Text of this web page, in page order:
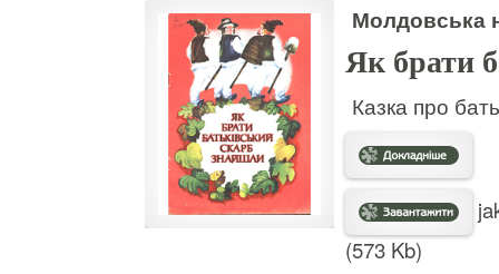
Молдовська
Як брати
Казка про
(573 Kb)